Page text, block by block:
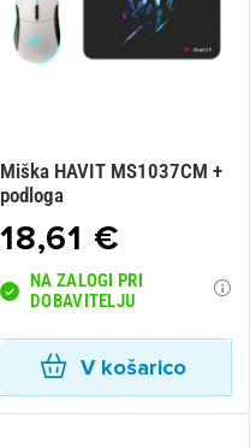
Miška HAVIT MS1037CM +
podloga
18,61 €
NA ZALOGI PRI
DOBAVITELJU
V košarico